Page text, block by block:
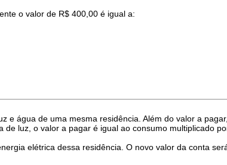
o valor de R$ 400,00 é igual a:
e água de uma mesma residência. Além do valor a
de luz, o valor a pagar é igual ao consumo multiplicado
elétrica dessa residência. O novo valor da conta